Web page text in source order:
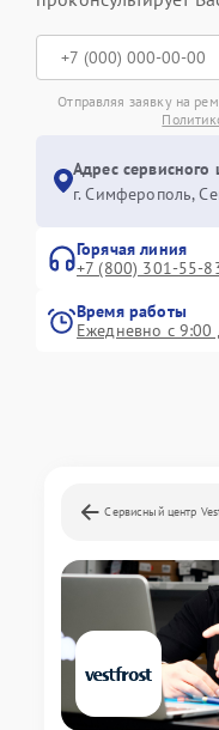
Отправляя заявку на
Адрес
г. Симферополь,
Горячая линия
+7 (800) 301-55-
Время работы
Ежедневно с 9:00
Сервисный центр